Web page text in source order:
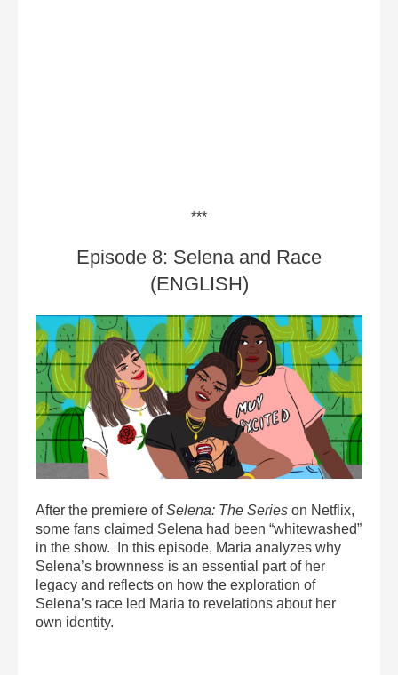
***
Episode 8: Selena and Race
(ENGLISH)
After the premiere ofSelena: The Series on Netflix,
some fans claimed Selena had been “whitewashed”
in the show. In this episode, Maria analyzes why
Selena’s brownness is an essential part of her
legacy and reflects on how the exploration of
Selena’s race led Maria to revelations about her
own identity.